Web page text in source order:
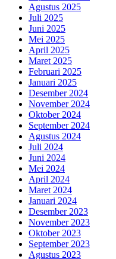
Agustus 2025
Juli 2025
Juni 2025
Mei 2025
April 2025
Maret 2025
Februari 2025
Januari 2025
Desember 2024
November 2024
Oktober 2024
September 2024
Agustus 2024
Juli 2024
Juni 2024
Mei 2024
April 2024
Maret 2024
Januari 2024
Desember 2023
November 2023
Oktober 2023
September 2023
Agustus 2023